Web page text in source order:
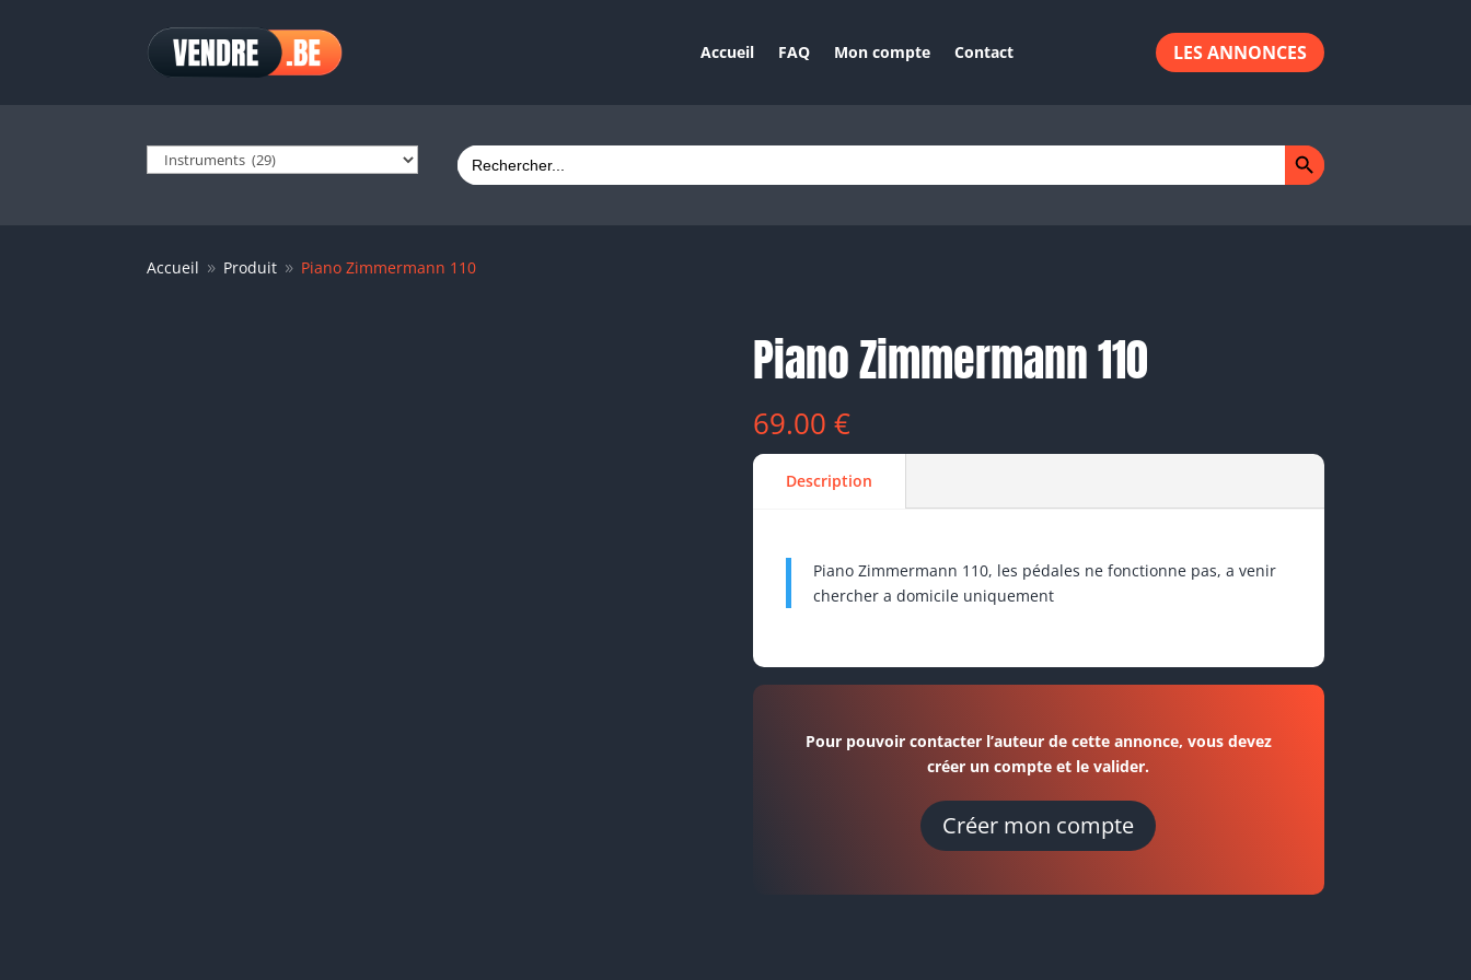
Accueil FAQ Mon compte Contact LES ANNONCES
Search
for:
Search Button
Accueil 9 Produit 9 Piano Zimmermann 110
Piano Zimmermann 110
69.00€
Description
Piano Zimmermann 110, les pédales ne fonctionne pas, a venir
chercher a domicile uniquement
Pour pouvoir contacter l’auteur de cette annonce, vous devez
créer un compte et le valider.
Créer mon compte